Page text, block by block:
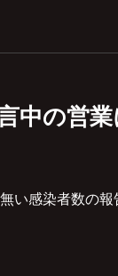
中の営
い感染者数の報